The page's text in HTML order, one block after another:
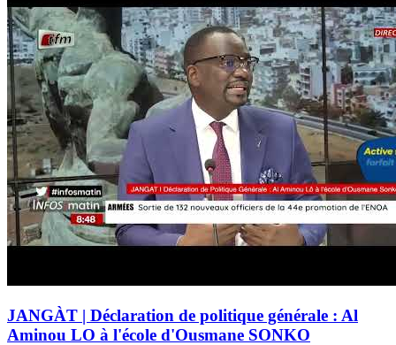
JANGÀT | Déclaration de politique générale : Al
Aminou LO à l'école d'Ousmane SONKO